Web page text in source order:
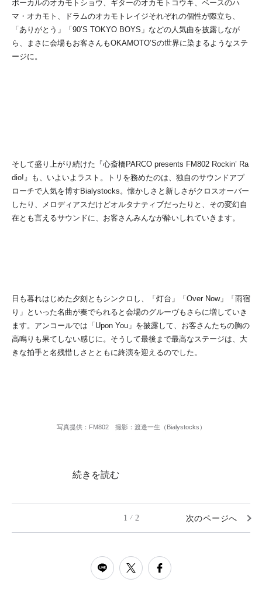
ボーカルのオカモトショウ、ギターのオカモトコウキ、ベースのハ
マ・オカモト、ドラムのオカモトレイジそれぞれの個性が際立ち、
「ありがとう」「90’S TOKYO BOYS」などの人気曲を披露しなが
ら、まさに会場もお客さんもOKAMOTO’Sの世界に染まるようなステ
ージに。
そして盛り上がり続けた『心斎橋PARCO presents FM802 Rockin’ Ra
dio!』も、いよいよラスト。トリを務めたのは、独自のサウンドアプ
ローチで人気を博すBialystocks。懐かしさと新しさがクロスオーバー
したり、メロディアスだけどオルタナティブだったりと、その変幻自
在とも言えるサウンドに、お客さんみんなが酔いしれていきます。
日も暮れはじめた夕刻ともシンクロし、「灯台」「Over Now」「雨宿
り」といった名曲が奏でられると会場のグルーヴもさらに増していき
ます。アンコールでは「Upon You」を披露して、お客さんたちの胸の
高鳴りも果てしない感じに。そうして最後まで最高なステージは、大
きな拍手と名残惜しさとともに終演を迎えるのでした。
写真提供：FM802 撮影：渡邉一生（Bialystocks）
続きを読む
1 / 2 次のページへ